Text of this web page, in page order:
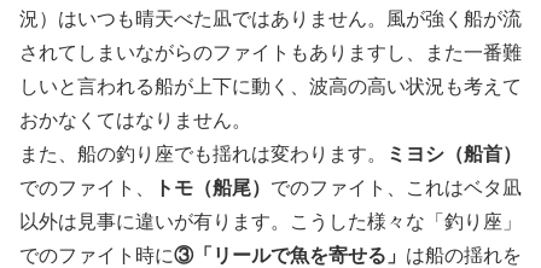
況）はいつも晴天べた凪ではありません。風が強く船が流
されてしまいながらのファイトもありますし、また一番難
しいと言われる船が上下に動く、波高の高い状況も考えて
おかなくてはなりません。
また、船の釣り座でも揺れは変わります。
ミヨシ（船首）
でのファイト、
トモ（船尾） でのファイト、これはベタ凪
以外は見事に違いが有ります。こうした様々な「釣り座」
でのファイト時に③「リールで魚を寄せる」 は船の揺れを